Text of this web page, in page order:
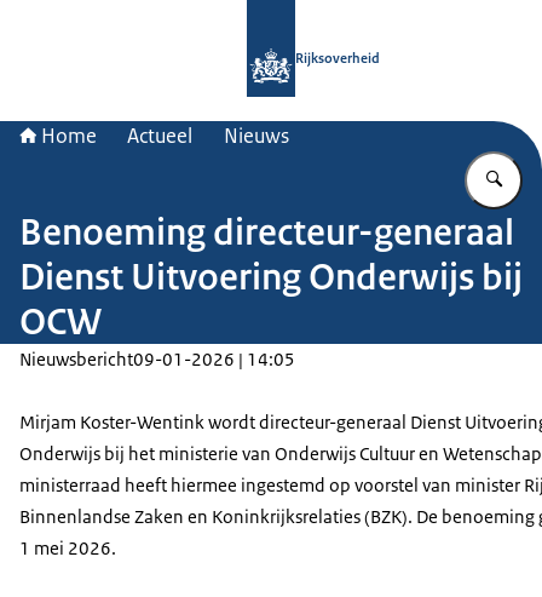
Rijksoverheid
Home Actueel Nieuws
Benoeming directeur-generaal
Dienst Uitvoering Onderwijs bij
OCW
Nieuwsbericht09-01-2026 | 14:05
Mirjam Koster-Wentink wordt directeur-generaal Dienst
Onderwijs bij het ministerie van Onderwijs Cultuur en
ministerraad heeft hiermee ingestemd op voorstel van minister
Binnenlandse Zaken en Koninkrijksrelaties (BZK). De benoeming
1 mei 2026.